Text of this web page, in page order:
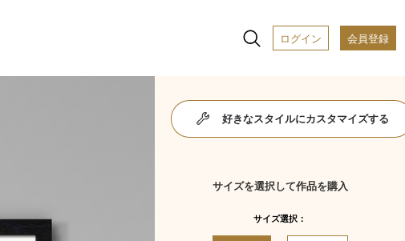
ログイン 会員登録
好きなスタイルにカスタマイズする
サイズを選択して作品を購入
サイズ選択：